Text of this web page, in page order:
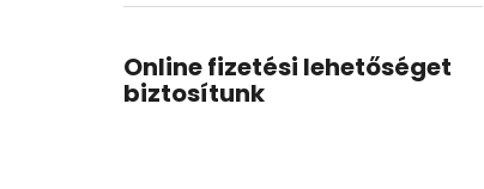
Online fizetési lehetőséget
biztosítunk